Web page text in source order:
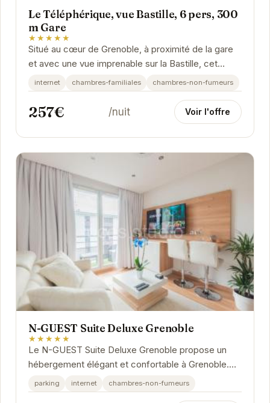
Le Téléphérique, vue Bastille, 6 pers, 300
m Gare
★★★★★
Situé au cœur de Grenoble, à proximité de la gare
et avec une vue imprenable sur la Bastille, cet
appartement offre un cadre idéal pour explorer...
internet chambres-familiales chambres-non-fumeurs
257€ /nuit Voir l'offre
N-GUEST Suite Deluxe Grenoble
★★★★★
Le N-GUEST Suite Deluxe Grenoble propose un
hébergement élégant et confortable à Grenoble.
Idéalement situé, il permet un accès facile aux...
parking internet chambres-non-fumeurs